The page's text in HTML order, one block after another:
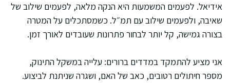
אידיאל. לפעמים המשמעות היא הנקה מלאה, לפעמים שילוב של
שאיבה, ולפעמים שילוב עם תמ״ל. כשמסתכלים על המטרה
בצורה גמישה, קל יותר לבחור פתרונות שעובדים לאורך זמן.
אני מציע להתמקד במדדים ברורים: עלייה במשקל התינוק,
מספר חיתולים רטובים, כאב של האם, ושגרה שניתנת לביצוע.